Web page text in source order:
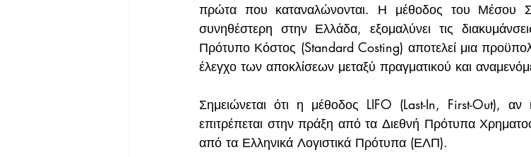
πρώτα που καταναλώνονται. Η μέθοδος του Μέσου
συνηθέστερη στην Ελλάδα, εξομαλύνει τις
Πρότυπο Κόστος (Standard Costing) αποτελεί μια
έλεγχο των αποκλίσεων μεταξύ πραγματικού και
Σημειώνεται ότι η μέθοδος LIFO (Last-In, First-Out),
επιτρέπεται στην πράξη από τα Διεθνή Πρότυπα
από τα Ελληνικά Λογιστικά Πρότυπα (ΕΛΠ).